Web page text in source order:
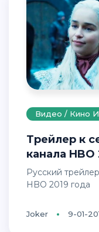
Видео / Кино
Трейлер к сериалам и фильмам
канала HBO
Русский трейлер к фильмам и сериалам канала
HBO 2019 года
Joker 9-01-